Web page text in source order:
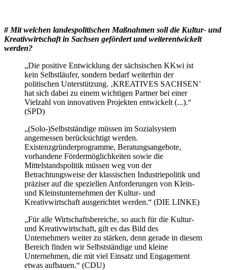
# Mit welchen landespolitischen Maßnahmen soll die Kultur- und
Kreativwirtschaft in Sachsen gefördert und weiterentwickelt
werden?
„Die positive Entwicklung der sächsischen KKwi ist
kein Selbstläufer, sondern bedarf weiterhin der
politischen Unterstützung. ‚KREATIVES SACHSEN’
hat sich dabei zu einem wichtigen Partner bei einer
Vielzahl von innovativen Projekten entwickelt (...).“
(SPD)
„(Solo-)Selbstständige müssen im Sozialsystem
angemessen berücksichtigt werden.
Existenzgründerprogramme, Beratungsangebote,
vorhandene Fördermöglichkeiten sowie die
Mittelstandspolitik müssen weg von der
Betrachtungsweise der klassischen Industriepolitik und
präziser auf die speziellen Anforderungen von Klein-
und Kleinstunternehmen der Kultur- und
Kreativwirtschaft ausgerichtet werden.“ (DIE LINKE)
„Für alle Wirtschaftsbereiche, so auch für die Kultur-
und Kreativwirtschaft, gilt es das Bild des
Unternehmers weiter zu stärken, denn gerade in diesem
Bereich finden wir Selbstständige und kleine
Unternehmen, die mit viel Einsatz und Engagement
etwas aufbauen.“ (CDU)